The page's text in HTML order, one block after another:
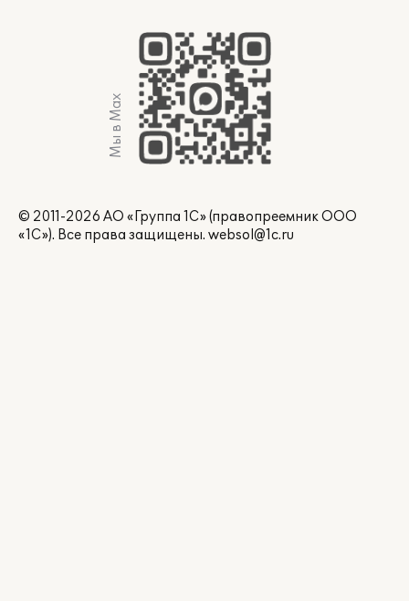
Мы в Max
© 2011-2026 АО «Группа 1С» (правопреемник ООО
«1С»). Все права защищены. websol@1c.ru